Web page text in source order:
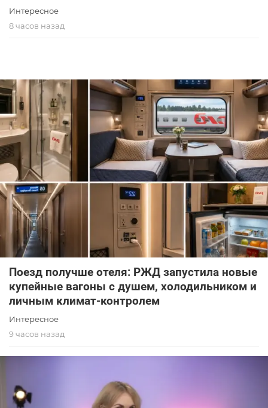
Интересное
8 часов назад
Поезд получше отеля: РЖД запустила новые
купейные вагоны с душем, холодильником и
личным климат-контролем
Интересное
9 часов назад